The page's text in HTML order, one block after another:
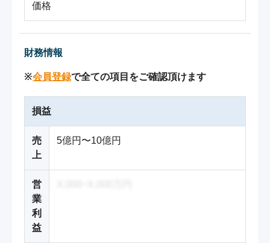
価格
財務情報
※会員登録で全ての項目をご確認頂けます
損益
売
上
5億円〜10億円
営
業
利
益